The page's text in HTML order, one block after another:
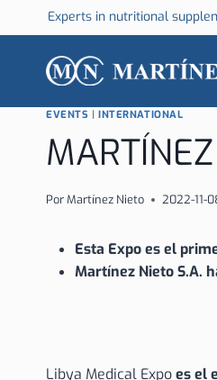
al
contenido
Experts in nutritional
EVENTS |INTERNATIONAL
PorMartínez Nieto 2022-11-
Esta Expo es el
Martínez Nieto S.A.
Libya Medical Expoes el